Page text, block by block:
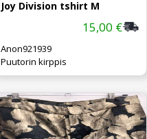
Joy Division tshirt M
15,00 €
Anon921939
Puutorin kirppis